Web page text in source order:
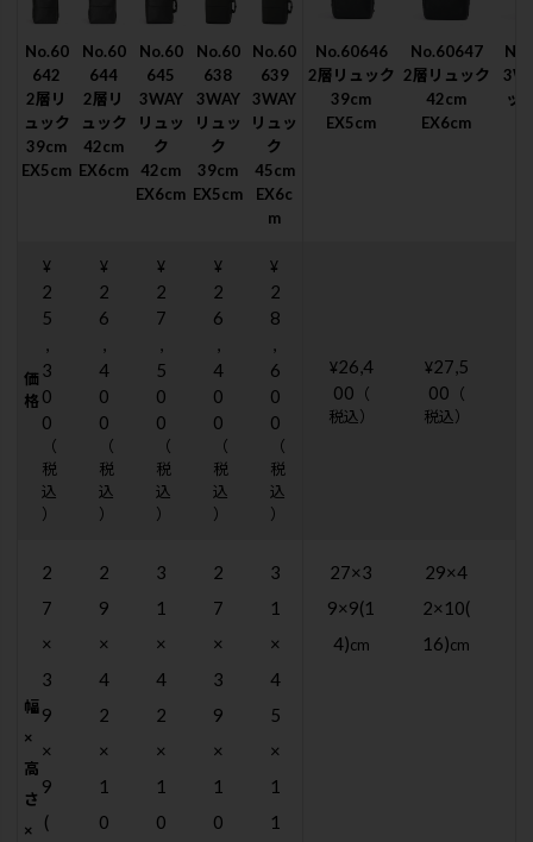
No.60
642
2層リ
ュック
39cm
EX5cm
No.60
644
2層リ
ュック
42cm
EX6cm
No.60
645
3WAY
リュッ
ク
42cm
EX6cm
No.60
638
3WAY
リュッ
ク
39cm
EX5cm
No.60
639
3WAY
リュッ
ク
45cm
EX6c
m
No.60646
2層リュック
39cm
EX5cm
No.60647
2層リュック
42cm
EX6cm
ッ
価
格
¥
2
5
,
3
0
0
（
税
込
）
¥
2
6
,
4
0
0
（
税
込
）
¥
2
7
,
5
0
0
（
税
込
）
¥
2
6
,
4
0
0
（
税
込
）
¥
2
8
,
6
0
0
（
税
込
）
¥26,4
00 （
税込）
¥27,5
00 （
税込）
幅
×
高
さ
×
2
7
×
3
9
×
9
(
2
9
×
4
2
×
1
0
3
1
×
4
2
×
1
0
2
7
×
3
9
×
1
0
3
1
×
4
5
×
1
1
27×3
9×9(1
4)cm
29×4
2×10(
16)cm